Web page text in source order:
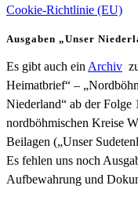
Cookie-Richtlinie (EU)
Ausgaben „Unser
Es gibt auch ein Archiv
Heimatbrief“ –
Niederland“ ab der
nordböhmischen Kreise
Beilagen („Unser
Es fehlen uns noch
Aufbewahrung und